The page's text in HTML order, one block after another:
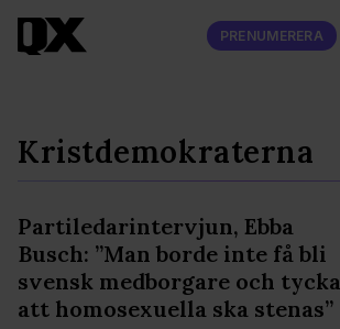
PRENUMERERA
Kristdemokraterna
Partiledarintervjun, Ebba
Busch: ”Man borde inte få bli
svensk medborgare och tycka
att homosexuella ska stenas”